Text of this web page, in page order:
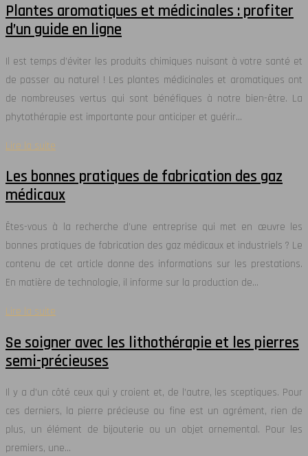
Plantes aromatiques et médicinales : profiter
d’un guide en ligne
Il est temps d’éviter les produits chimiques nuisant à votre santé et
de passer au naturel ! Les plantes médicinales et aromatiques ont
de nombreuses vertus qui sont bénéfiques à notre bien-être. La
phytothérapie est importante pour anticiper et guérir…
Lire la suite
Les bonnes pratiques de fabrication des gaz
médicaux
Êtes-vous à la recherche d’une entreprise qui met en œuvre les
bonnes pratiques de fabrication des gaz médicaux et industriels ? Le
contenu de cet article donne des informations sur les prestations.
En matière de technologie, il informe sur la production de…
Lire la suite
Se soigner avec les lithothérapie et les pierres
semi-précieuses
Il y a d’un côté ceux qui y croient et, de l’autre, les sceptiques. Pour
ces derniers, la pierre précieuse ou fine est un agrément, rien de
plus, un élément de bijouterie ou un objet ornemental. Pour les
premiers, une…